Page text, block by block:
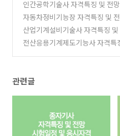
격, 기출문제
(0)
인간공학기술사 자격특징 및 전
응시자격, 기출문제 (0)
자동차정비기능장 자격특징 및
및 응시자격, 기출문제
(0)
산업기계설비기술사 자격특징
및 응시자격, 기출문제 (0)
전산응용기계제도기능사 자격특
관련글